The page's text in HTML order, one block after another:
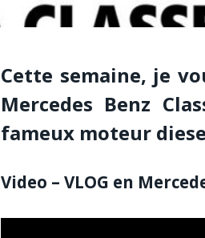
Cette semaine, je
Mercedes Benz
fameux moteur
Video – VLOG en